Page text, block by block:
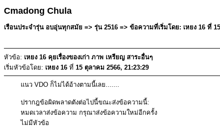
Cmadong Chula
เรือนประจำรุ่น อบอุ่นทุกสมัย => รุ่น 2516 => ข้อความที่เริ่มโดย: เหยง 16 ที่
หัวข้อ: เหยง 16 คุยเรื่องของเก่า ภาพ เหรียญ สาระอื่นๆ
เริ่มหัวข้อโดย: เหยง 16 ที่ 15 ตุลาคม 2566, 21:23:29
แนว VDO ก็ไม่ได้อ้างตามนี้เลย.......
ปรากฎข้อผิดพลาดตังต่อไปนี้ขณะส่งข้อความนี้:
หมดเวลาส่งข้อความ กรุณาส่งข้อความใหม่อีกครั้ง
ไม่มีหัวข้อ